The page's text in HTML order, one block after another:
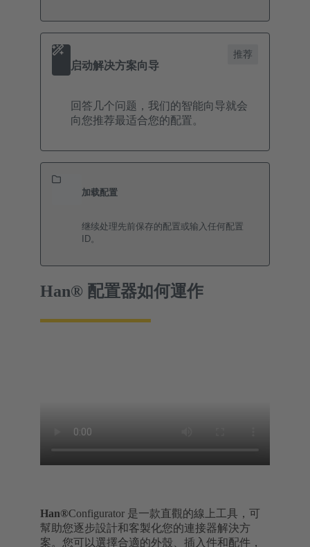
启动解决方案向导
推荐
回答几个问题，我们的智能向导就会
向您推荐最适合您的配置。
加载配置
继续处理先前保存的配置或输入任何配置
ID。
Han® 配置器如何運作
Han®Configurator 是一款直觀的線上工具，可
幫助您逐步設計和客製化您的連接器解決方
案。您可以選擇合適的外殼、插入件和配件，